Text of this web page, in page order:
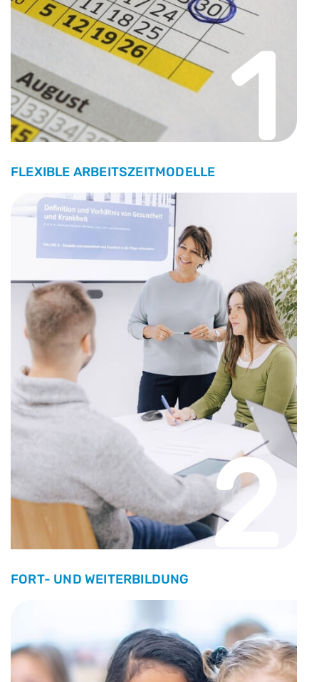
1
FLEXIBLE ARBEITSZEITMODELLE
2
FORT- UND WEITERBILDUNG